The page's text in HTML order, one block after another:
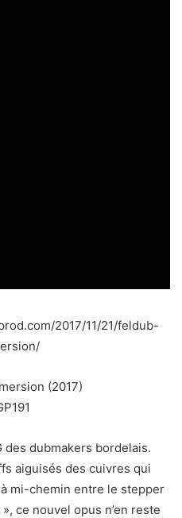
2017/11/21/feldub-
(2017)
des dubmakers bordelais.
aiguisés des cuivres qui
mi-chemin entre le stepper
ce nouvel opus n’en reste